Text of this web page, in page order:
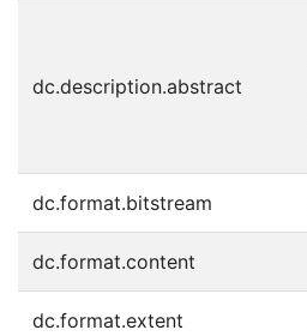
dc.description.abstract
dc.format.bitstream
dc.format.content
dc.format.extent